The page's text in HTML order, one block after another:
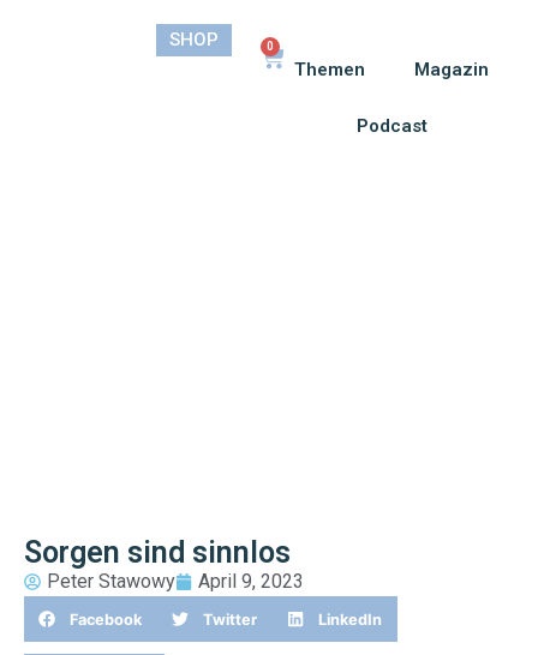
SHOP 0
Themen Magazin
Podcast
Sorgen sind sinnlos
Peter Stawowy April 9, 2023
Facebook Twitter LinkedIn